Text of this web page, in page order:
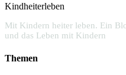
Kindheiterleben
Mit Kindern heiter leben. Ein
und das Leben mit Kindern
Themen